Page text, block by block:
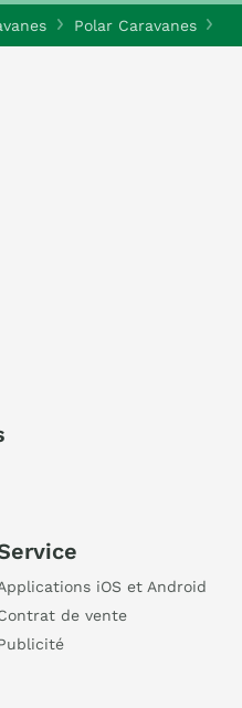
Polar Caravanes
iOS et Android
de vente